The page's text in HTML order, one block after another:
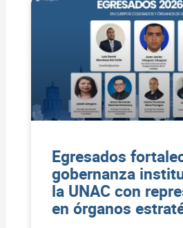
Egresados
gobernanza
la UNAC con
en órganos